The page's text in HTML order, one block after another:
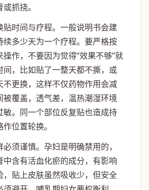
抓挠。
贴时间与疗程。一般说明书会建
续多少天为一个疗程。要严格按
作，不要因为觉得“效果不够”就
间，比如贴了一整天都不撕，或
不更换，这样不仅药物作用会减
被覆盖，透气差，温热潮湿环境
敏。同一个部位反复贴也造成持
位置轮换。
须谨慎。孕妇是明确禁用的，
中含有活血化瘀的成分，有影响
，贴上皮肤虽然吸收少，但安全